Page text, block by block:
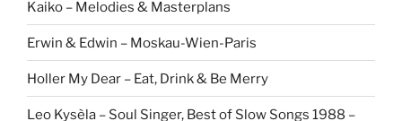
Kaiko – Melodies & Masterplans
Erwin & Edwin – Moskau-Wien-Paris
Holler My Dear – Eat, Drink & Be Merry
Leo Kysèla – Soul Singer, Best of Slow Songs 1988 –